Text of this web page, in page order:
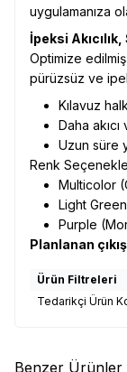
uygulamanıza
İpeksi
Optimize
pürüzsüz ve
Kılavuz
Daha
Uzun süre
Renk
Multicolor
Light
Purple
Planlanan
Ürün Filtreleri
Tedarikçi Ürün
Benzer Ürünler